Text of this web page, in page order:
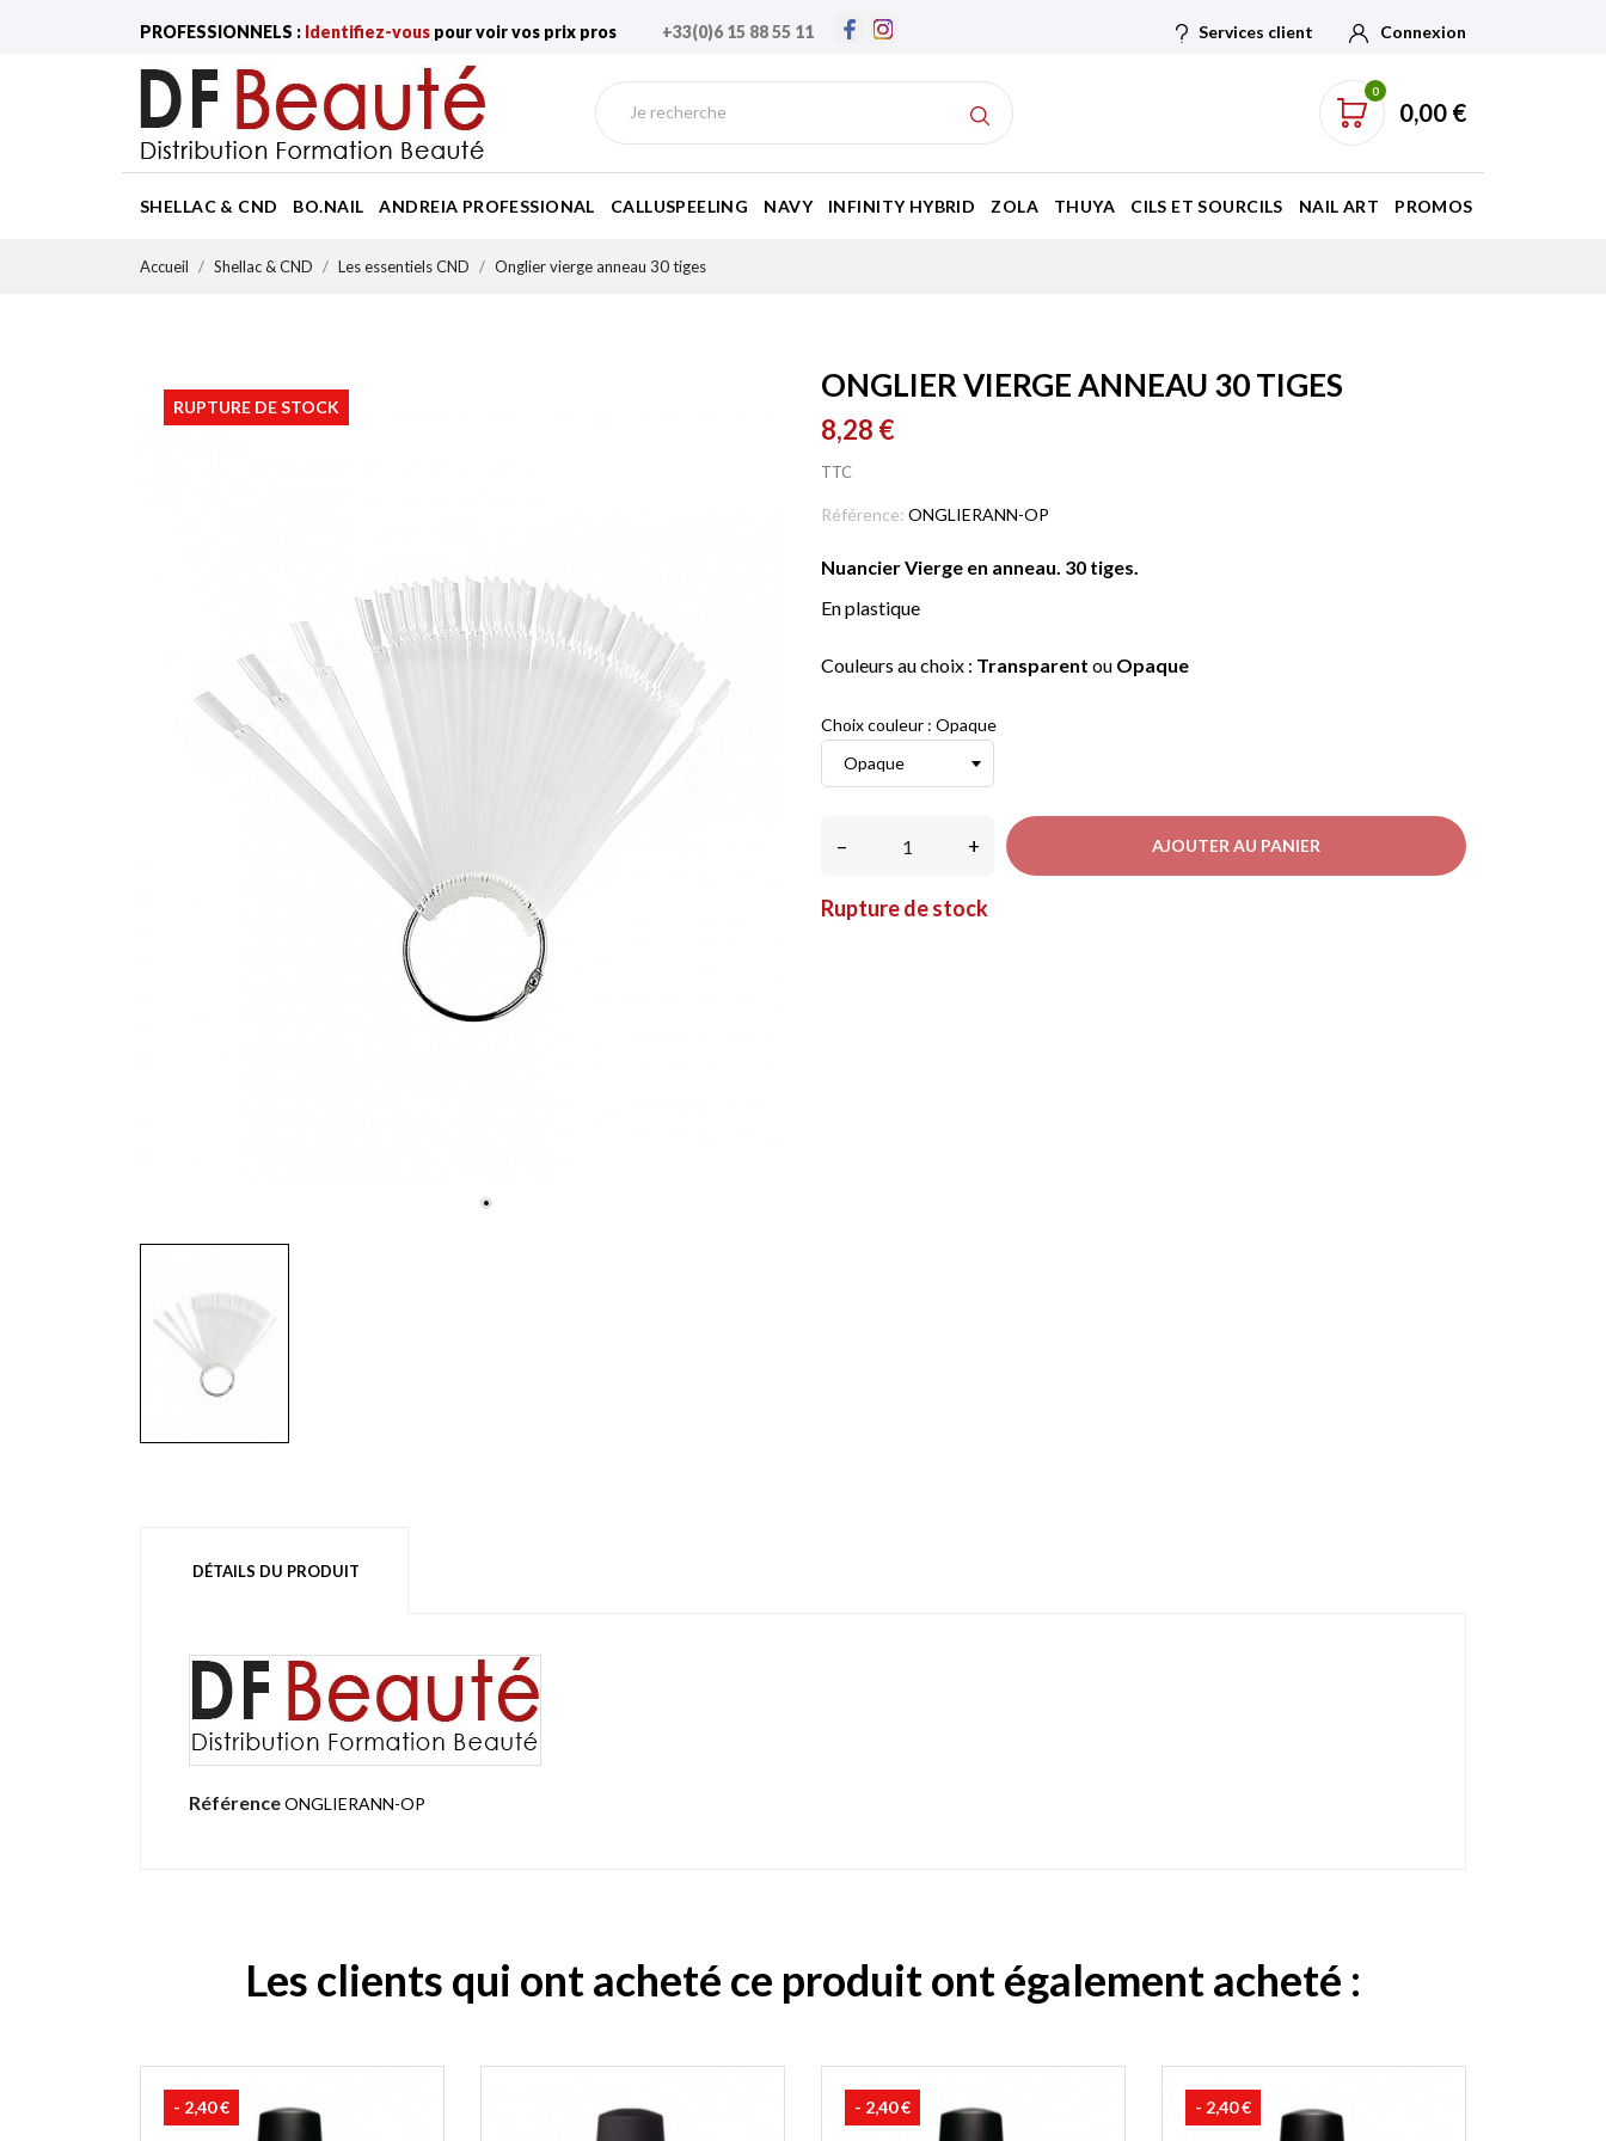
PROFESSIONNELS : Identifiez-vous pour voir vos prix pros +33(0)6 15 88 55 11 Services client Connexion
0
0,00 €
SHELLAC & CND BO.NAIL ANDREIA PROFESSIONAL CALLUSPEELING NAVY INFINITY HYBRID ZOLA THUYA CILS ET SOURCILS NAIL ART PROMOS
Accueil Shellac & CND Les essentiels CND Onglier vierge anneau 30 tiges
RUPTURE DE STOCK
ONGLIER VIERGE ANNEAU 30 TIGES
8,28 €
TTC
Référence: ONGLIERANN-OP
Nuancier Vierge en anneau. 30 tiges.
En plastique
Couleurs au choix : Transparent ou Opaque
Choix couleur : Opaque
– + AJOUTER AU PANIER
Rupture de stock
DÉTAILS DU PRODUIT
RéférenceONGLIERANN-OP
Les clients qui ont acheté ce produit ont également acheté :
- 2,40 € - 2,40 € - 2,40 €